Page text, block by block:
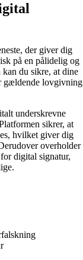
der giver dig
på en pålidelig og
du sikre, at dine
gældende lovgivning
underskrevne
sikrer, at
hvilket giver dig
overholder
digital signatur,